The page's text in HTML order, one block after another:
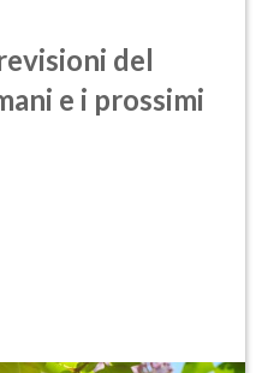
del
e i prossimi